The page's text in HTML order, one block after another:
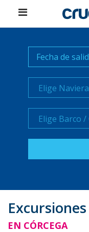
Naviera
Crucero
EN CÓRCEGA